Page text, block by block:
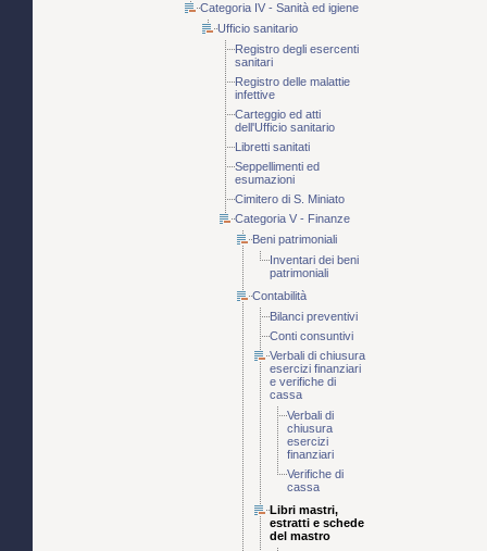
Categoria IV - Sanità ed igiene
Ufficio sanitario
Registro degli esercenti
sanitari
Registro delle malattie
infettive
Carteggio ed atti
dell'Ufficio sanitario
Libretti sanitati
Seppellimenti ed
esumazioni
Cimitero di S. Miniato
Categoria V - Finanze
Beni patrimoniali
Inventari dei beni
patrimoniali
Contabilità
Bilanci preventivi
Conti consuntivi
Verbali di chiusura
esercizi finanziari
e verifiche di
cassa
Verbali di
chiusura
esercizi
finanziari
Verifiche di
cassa
Libri mastri,
estratti e schede
del mastro